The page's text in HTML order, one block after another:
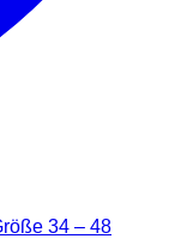
34 – 48